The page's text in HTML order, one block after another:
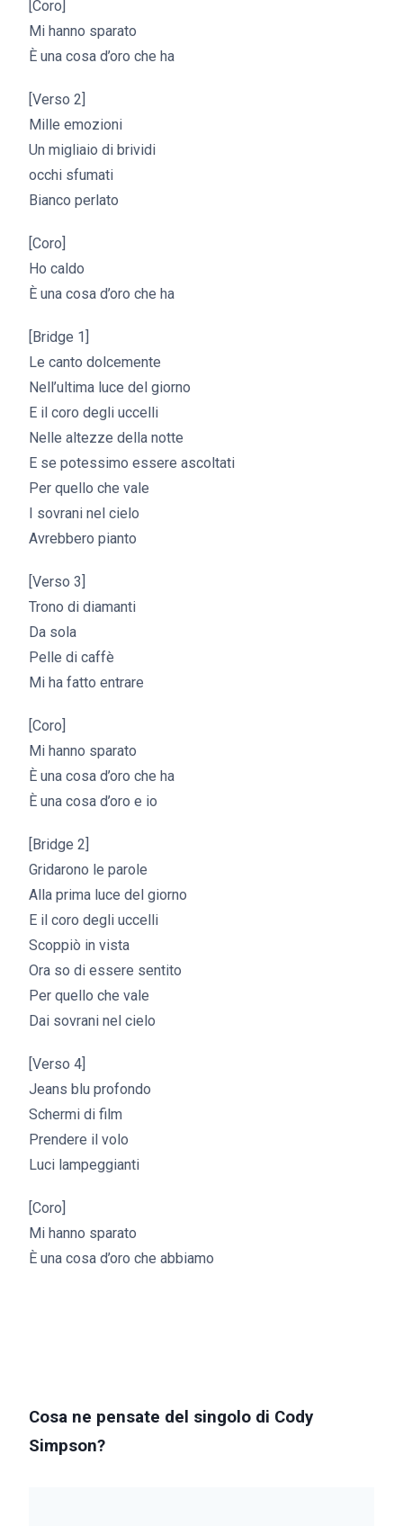
[Coro]
Mi hanno sparato
È una cosa d’oro che ha
[Verso 2]
Mille emozioni
Un migliaio di brividi
occhi sfumati
Bianco perlato
[Coro]
Ho caldo
È una cosa d’oro che ha
[Bridge 1]
Le canto dolcemente
Nell’ultima luce del giorno
E il coro degli uccelli
Nelle altezze della notte
E se potessimo essere ascoltati
Per quello che vale
I sovrani nel cielo
Avrebbero pianto
[Verso 3]
Trono di diamanti
Da sola
Pelle di caffè
Mi ha fatto entrare
[Coro]
Mi hanno sparato
È una cosa d’oro che ha
È una cosa d’oro e io
[Bridge 2]
Gridarono le parole
Alla prima luce del giorno
E il coro degli uccelli
Scoppiò in vista
Ora so di essere sentito
Per quello che vale
Dai sovrani nel cielo
[Verso 4]
Jeans blu profondo
Schermi di film
Prendere il volo
Luci lampeggianti
[Coro]
Mi hanno sparato
È una cosa d’oro che abbiamo
Cosa ne pensate del singolo di Cody
Simpson?